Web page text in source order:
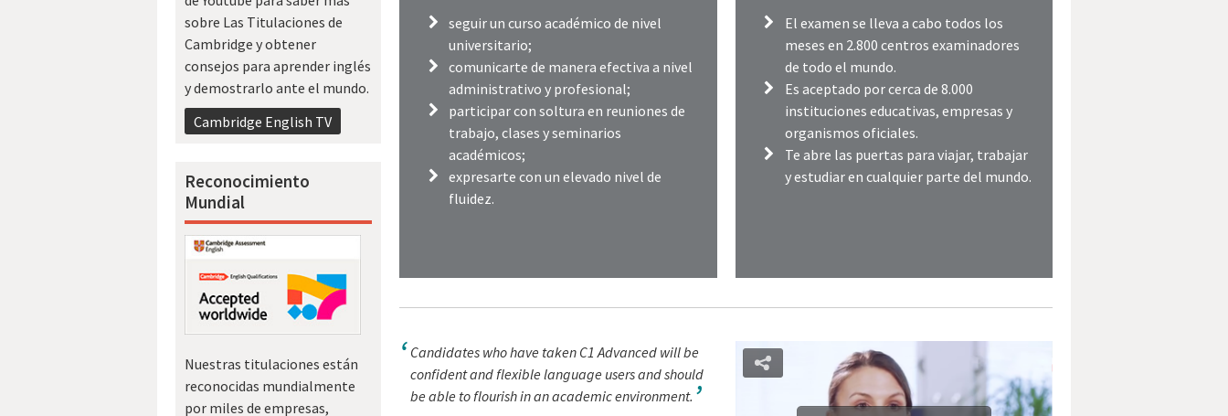
sobre Las Titulaciones de
Cambridge y obtener
consejos para aprender inglés
y demostrarlo ante el mundo.
Cambridge English TV
Reconocimiento
Mundial
Nuestras titulaciones están
reconocidas mundialmente
por miles de empresas,
seguir un curso académico de nivel
universitario;
comunicarte de manera efectiva a nivel
administrativo y profesional;
participar con soltura en reuniones de
trabajo, clases y seminarios
académicos;
expresarte con un elevado nivel de
fluidez.
El examen se lleva a cabo todos los
meses en 2.800 centros examinadores
de todo el mundo.
Es aceptado por cerca de 8.000
instituciones educativas, empresas y
organismos oficiales.
Te abre las puertas para viajar, trabajar
y estudiar en cualquier parte del mundo.
Candidates who have taken C1 Advanced will be
confident and flexible language users and should
be able to flourish in an academic environment.